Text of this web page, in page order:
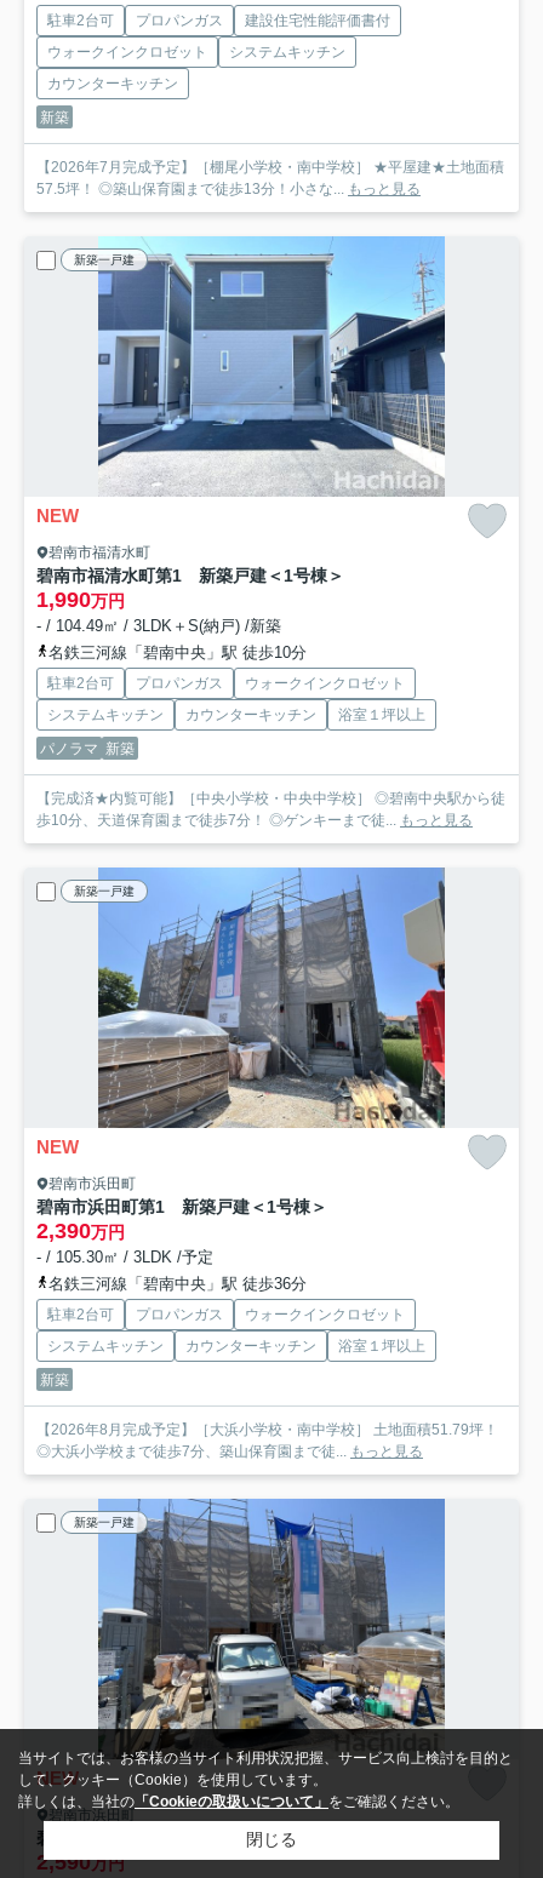
駐車2台可 プロパンガス
建設住宅性能評価書付
ウォークインクロゼット
システムキッチン
カウンターキッチン
新築
【2026年7月完成予定】［棚尾小学校・南中学校］ ★平屋建★土地面積
57.5坪！ ◎築山保育園まで徒歩13分！小さな...
もっと見る
新築一戸建
NEW
碧南市福清水町
碧南市福清水町第1 新築戸建＜1号棟＞
1,990万円
- / 104.49㎡ / 3LDK＋S(納戸) /新築
名鉄三河線「碧南中央」駅 徒歩10分
駐車2台可 プロパンガス
ウォークインクロゼット
システムキッチン
カウンターキッチン
浴室１坪以上
パノラマ 新築
【完成済★内覧可能】［中央小学校・中央中学校］ ◎碧南中央駅から徒
歩10分、天道保育園まで徒歩7分！ ◎ゲンキーまで徒...
もっと見る
新築一戸建
NEW
碧南市浜田町
碧南市浜田町第1 新築戸建＜1号棟＞
2,390万円
- / 105.30㎡ / 3LDK /予定
名鉄三河線「碧南中央」駅 徒歩36分
駐車2台可 プロパンガス
ウォークインクロゼット
システムキッチン
カウンターキッチン
浴室１坪以上
新築
【2026年8月完成予定】［大浜小学校・南中学校］ 土地面積51.79坪！
◎大浜小学校まで徒歩7分、築山保育園まで徒...
もっと見る
新築一戸建
NEW
碧南市浜田町
碧南市浜田町第1 新築戸建＜2号棟＞
2,590万円
当サイトでは、お客様の当サイト利用状況把握、サービス向上検討を目的と
して、クッキー（Cookie）を使用しています。
詳しくは、当社の 「Cookieの取扱いについて」 をご確認ください。
閉じる